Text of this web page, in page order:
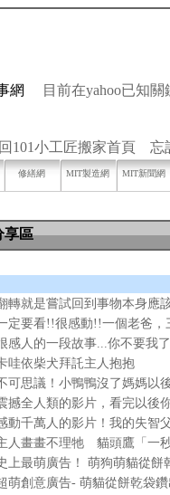
事網
目前在yahoo已知關
回101小工匠搬家首頁 忘
修繕網 MIT製造網 MIT新聞網
享區
轉就是嘗試回到事物本身應
定要看!!很感動!!一個老爸，
感人的一段故事...你不要我
哇依柴犬拜託主人抱抱
可思議！小鴨鴨沒了媽媽以
撼全人類的影片，看完以後
動千萬人的影片！我的失智
人畫畫不理牠 貓頭鷹「一
上最萌廣告！ 萌狗萌貓從餅
萌創意廣告- 萌貓從餅乾袋